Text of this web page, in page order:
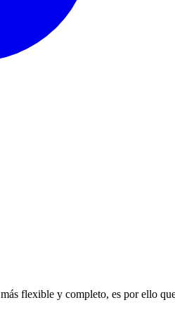
flexible y completo, es por ello